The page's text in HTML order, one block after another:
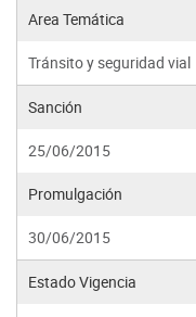
Area Temática
Tránsito y seguridad vial
Sanción
25/06/2015
Promulgación
30/06/2015
Estado Vigencia